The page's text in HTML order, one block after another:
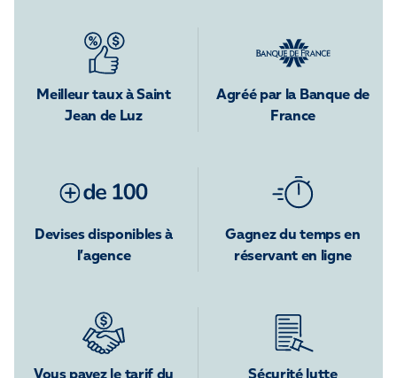
Meilleur taux à Saint
Jean de Luz
Agréé par la Banque de
France
Devises disponibles à
l’agence
Gagnez du temps en
réservant en ligne